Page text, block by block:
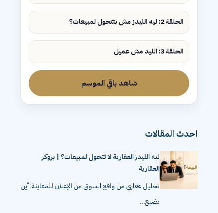
الحلقة 2: ليه الليدز مش بتتحول لمبيعات؟
الحلقة 3: الليد مش عميل
شاهد باقي الموسم
احدث المقالات
ليه الليدز العقارية لا تتحول لمبيعات؟ | بروكر
العقارية
تحليل عقاري من واقع السوق من الإعلان للمعاينة: أين
تضيع…